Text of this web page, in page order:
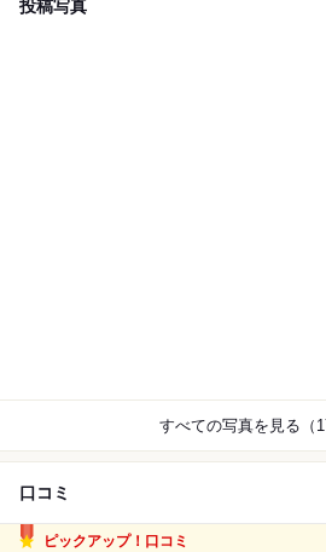
投稿写真
すべての写真を見る（
口コミ
ピックアップ！口コミ